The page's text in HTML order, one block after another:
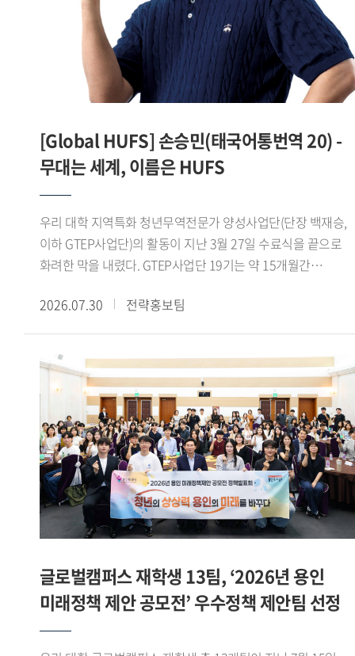
진로취업지원센터 서포터즈는 지난 7월 28일
서울고용복지플러스센터 청년ON 라운지 다목적홀에서 열린
「2026년 서울 지역 대학일자리플러스센터 성과공유회」에서
심사 결과 1위를 기록하며 우수상을 수상했다.서포터즈 대표
서민성 학생(차이나데이터큐레이션전공 23)은 "학생들의
노력했다"며 "학생들과의 공감과 소통을 중심으로 한 활동이
좋은 평가를 받아 뜻깊게 생각한다"고 말했다.한편 우리 대학
대학일자리플러스본부는 이번 성과를 바탕으로 2026학년도
맞춤형 진로 취업 정보 제공과 청년고용정책 홍보를
지속적으로 추진할 계획이다.
[Global HUFS] 손승민(태국어통번역 20) -
무대는 세계, 이름은 HUFS
우리 대학 지역특화 청년무역전문가 양성사업단(단장 백재승,
이하 GTEP사업단)의 활동이 지난 3월 27일 수료식을 끝으로
화려한 막을 내렸다. GTEP사업단 19기는 약 15개월간
이상의 교육과정을 이수하고, 산학협력 기업과 연계한 해외
다양한 실무 프로젝트를 수행했다. 그중 우수학생 부문에서
손승민(태국어통번역 20) 학생이 산업통상자원부 장관상을
받으며 빛나는 성과를 기록했다. - 우수학생 부문에서
산업통상자원부 장관상을 받았습니다. 소감을 들려주세요.
GTEP 19기 친구들 특히 우리 5팀과 함께 고생하며 달린 끝에
산업통상자원부 장관상 이라는 과분한 결과를 얻게 되어 무척
영광스럽습니다. 그리고 아낌없이 지도해주신 백재승 교수님과
김민정 실장님께 감사한 마음이 큽니다. - GTEP사업단을 통해
480시간 이상의 교육과정 이수와 다양한 실무 프로젝트를
경험했습니다. 사업단 활동이 어떤 의미였는지 들어보고
싶습니다. 대학 생활 중 손에 꼽히는 유의미한 활동이면서
한편으로는 쉽지 않은 활동이었다고 느낍니다. 수출입 관련
교육과정을 480시간 이상 받고, 기업과 연계한 실무활동 약
120시간이 진행됐습니다. 처음에는 긴 시간 활동이 가능할까
싶었는데 매 순간 성실하게 임하다 보니 모든 과정을
2026.07.30 전략홍보팀
글로벌캠퍼스 재학생 13팀, ‘2026년 용인
미래정책 제안 공모전’ 우수정책 제안팀 선정